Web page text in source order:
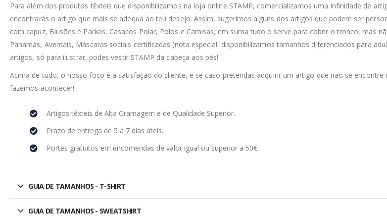
Para além dos produtos têxteis que disponibilizamos na loja online STAMP, comercializamos uma infinidade de
encontrarás o artigo que mais se adequa ao teu desejo. Assim, sugerimos alguns dos artigos que podem ser
com capuz, Blusões e Parkas, Casacos Polar, Polos e Camisas, em suma tudo o serve para cobrir o tronco, mas
Panamás, Aventais, Máscaras sociais certificadas (nota especial: disponibilizamos tamanhos diferenciados para
artigos, só para ilustrar, podes vestir STAMP da cabeça aos pés!
Acima de tudo, o nosso foco é a satisfação do cliente, e se caso pretendas adquirir um artigo que não se
fazemos acontecer!
Artigos têxteis de Alta Gramagem e de Qualidade Superior.
Prazo de entrega de 5 a 7 dias úteis.
Portes gratuitos em encomendas de valor igual ou superior a 50€.
GUIA DE TAMANHOS - T-SHIRT
GUIA DE TAMANHOS - SWEATSHIRT